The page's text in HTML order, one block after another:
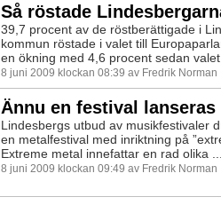
Så röstade
39,7 procent av de röstberättigade i
kommun röstade i valet till
en ökning med 4,6 procent sedan
8 juni 2009 klockan 08:39 av Fredrik Norman
Ännu en festival lanseras
Lindesbergs utbud av musikfestivaler
en metalfestival med inriktning på
Extreme metal innefattar en rad olika
8 juni 2009 klockan 09:49 av Fredrik Norman